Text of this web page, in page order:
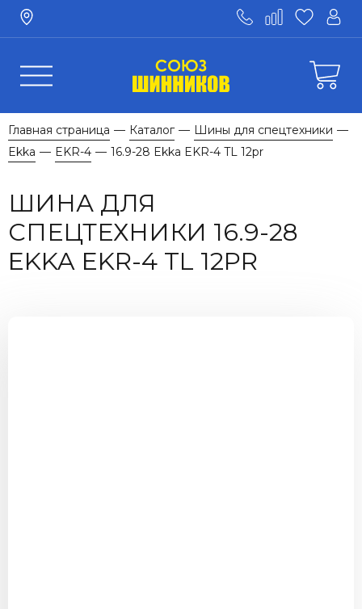
Главная страница — Каталог — Шины для спецтехники —
Ekka — EKR-4 — 16.9-28 Ekka EKR-4 TL 12pr
ШИНА ДЛЯ
СПЕЦТЕХНИКИ 16.9-28
EKKA EKR-4 TL 12PR